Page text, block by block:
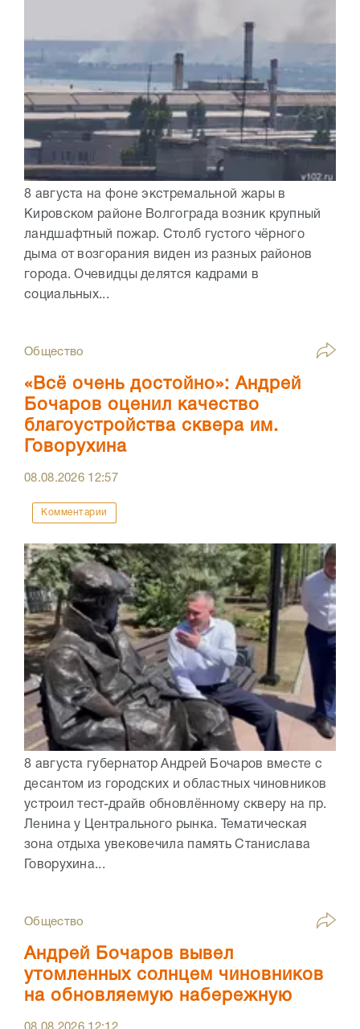
8 августа на фоне экстремальной жары в
Кировском районе Волгограда возник крупный
ландшафтный пожар. Столб густого чёрного
дыма от возгорания виден из разных районов
города. Очевидцы делятся кадрами в
социальных...
Общество
«Всё очень достойно»: Андрей
Бочаров оценил качество
благоустройства сквера им.
Говорухина
08.08.2026 12:57
Комментарии
8 августа губернатор Андрей Бочаров вместе с
десантом из городских и областных чиновников
устроил тест-драйв обновлённому скверу на пр.
Ленина у Центрального рынка. Тематическая
зона отдыха увековечила память Станислава
Говорухина...
Общество
Андрей Бочаров вывел
утомленных солнцем чиновников
на обновляемую набережную